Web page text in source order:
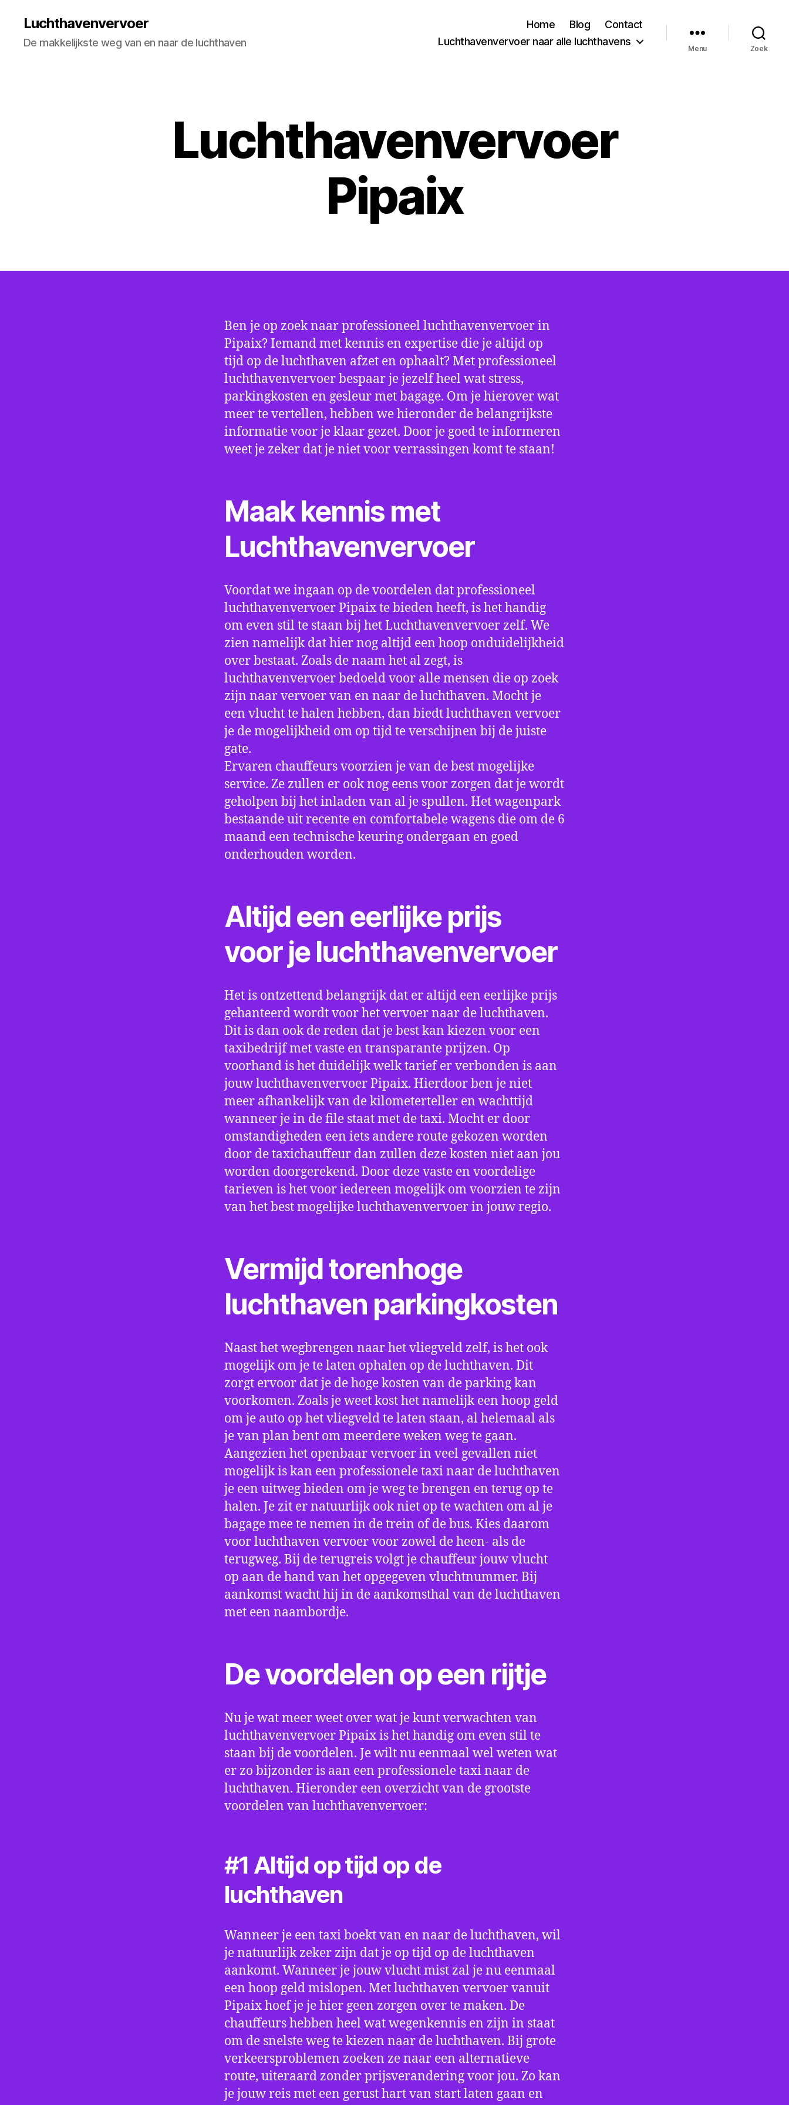
Luchthavenvervoer
De makkelijkste weg van en naar de luchthaven
Home Blog
Contact
Luchthavenvervoer naar alle luchthavens
Menu Zoek
Luchthavenvervoer
Pipaix
Ben je op zoek naar professioneel luchthavenvervoer in
Pipaix? Iemand met kennis en expertise die je altijd op
tijd op de luchthaven afzet en ophaalt? Met professioneel
luchthavenvervoer bespaar je jezelf heel wat stress,
parkingkosten en gesleur met bagage. Om je hierover wat
meer te vertellen, hebben we hieronder de belangrijkste
informatie voor je klaar gezet. Door je goed te informeren
weet je zeker dat je niet voor verrassingen komt te staan!
Maak kennis met
Luchthavenvervoer
Voordat we ingaan op de voordelen dat professioneel
luchthavenvervoer Pipaix te bieden heeft, is het handig
om even stil te staan bij het Luchthavenvervoer zelf. We
zien namelijk dat hier nog altijd een hoop onduidelijkheid
over bestaat. Zoals de naam het al zegt, is
luchthavenvervoer bedoeld voor alle mensen die op zoek
zijn naar vervoer van en naar de luchthaven. Mocht je
een vlucht te halen hebben, dan biedt luchthaven vervoer
je de mogelijkheid om op tijd te verschijnen bij de juiste
gate.
Ervaren chauffeurs voorzien je van de best mogelijke
service. Ze zullen er ook nog eens voor zorgen dat je wordt
geholpen bij het inladen van al je spullen. Het wagenpark
bestaande uit recente en comfortabele wagens die om de 6
maand een technische keuring ondergaan en goed
onderhouden worden.
Altijd een eerlijke prijs
voor je luchthavenvervoer
Het is ontzettend belangrijk dat er altijd een eerlijke prijs
gehanteerd wordt voor het vervoer naar de luchthaven.
Dit is dan ook de reden dat je best kan kiezen voor een
taxibedrijf met vaste en transparante prijzen. Op
voorhand is het duidelijk welk tarief er verbonden is aan
jouw luchthavenvervoer Pipaix. Hierdoor ben je niet
meer afhankelijk van de kilometerteller en wachttijd
wanneer je in de file staat met de taxi. Mocht er door
omstandigheden een iets andere route gekozen worden
door de taxichauffeur dan zullen deze kosten niet aan jou
worden doorgerekend. Door deze vaste en voordelige
tarieven is het voor iedereen mogelijk om voorzien te zijn
van het best mogelijke luchthavenvervoer in jouw regio.
Vermijd torenhoge
luchthaven parkingkosten
Naast het wegbrengen naar het vliegveld zelf, is het ook
mogelijk om je te laten ophalen op de luchthaven. Dit
zorgt ervoor dat je de hoge kosten van de parking kan
voorkomen. Zoals je weet kost het namelijk een hoop geld
om je auto op het vliegveld te laten staan, al helemaal als
je van plan bent om meerdere weken weg te gaan.
Aangezien het openbaar vervoer in veel gevallen niet
mogelijk is kan een professionele taxi naar de luchthaven
je een uitweg bieden om je weg te brengen en terug op te
halen. Je zit er natuurlijk ook niet op te wachten om al je
bagage mee te nemen in de trein of de bus. Kies daarom
voor luchthaven vervoer voor zowel de heen- als de
terugweg. Bij de terugreis volgt je chauffeur jouw vlucht
op aan de hand van het opgegeven vluchtnummer. Bij
aankomst wacht hij in de aankomsthal van de luchthaven
met een naambordje.
De voordelen op een rijtje
Nu je wat meer weet over wat je kunt verwachten van
luchthavenvervoer Pipaix is het handig om even stil te
staan bij de voordelen. Je wilt nu eenmaal wel weten wat
er zo bijzonder is aan een professionele taxi naar de
luchthaven. Hieronder een overzicht van de grootste
voordelen van luchthavenvervoer:
#1 Altijd op tijd op de
luchthaven
Wanneer je een taxi boekt van en naar de luchthaven, wil
je natuurlijk zeker zijn dat je op tijd op de luchthaven
aankomt. Wanneer je jouw vlucht mist zal je nu eenmaal
een hoop geld mislopen. Met luchthaven vervoer vanuit
Pipaix hoef je je hier geen zorgen over te maken. De
chauffeurs hebben heel wat wegenkennis en zijn in staat
om de snelste weg te kiezen naar de luchthaven. Bij grote
verkeersproblemen zoeken ze naar een alternatieve
route, uiteraard zonder prijsverandering voor jou. Zo kan
je jouw reis met een gerust hart van start laten gaan en